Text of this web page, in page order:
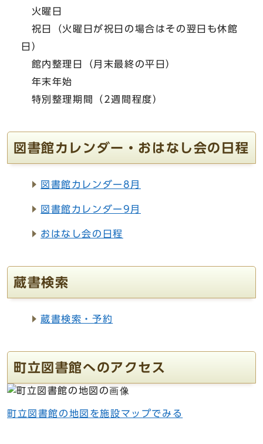
火曜日
祝日（火曜日が祝日の場合はその翌日も休館
日）
館内整理日（月末最終の平日）
年末年始
特別整理期間（2週間程度）
図書館カレンダー・おはなし会の日程
図書館カレンダー8月
図書館カレンダー9月
おはなし会の日程
蔵書検索
蔵書検索・予約
町立図書館へのアクセス
町立図書館の地図を施設マップでみる